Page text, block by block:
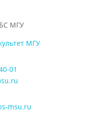
МГУ
01
msu.ru